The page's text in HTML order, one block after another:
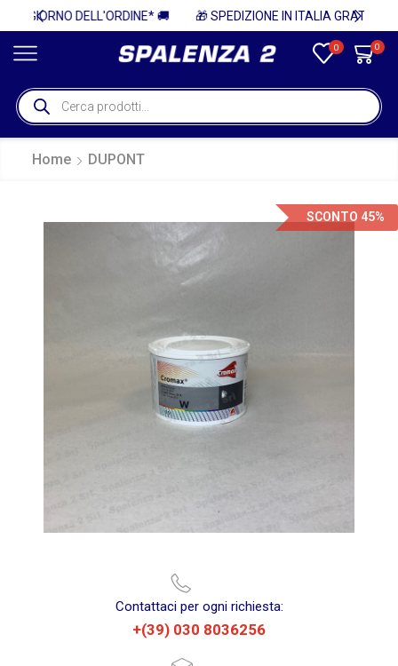
0 0
Home DUPONT
SCONTO 45%
Contattaci per ogni richiesta:
+(39) 030 8036256